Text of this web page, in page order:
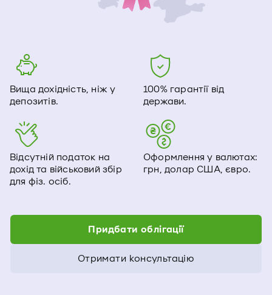
Вища дохідність, ніж у
депозитів.
100% гарантії від
держави.
Відсутній податок на
дохід та військовий збір
для фіз. осіб.
Оформлення у валютах:
грн, долар США, євро.
Придбати облігації
Отримати консультацію